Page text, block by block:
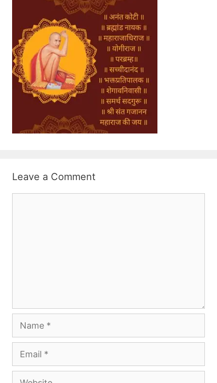
Leave a Comment
Name
Email
Website